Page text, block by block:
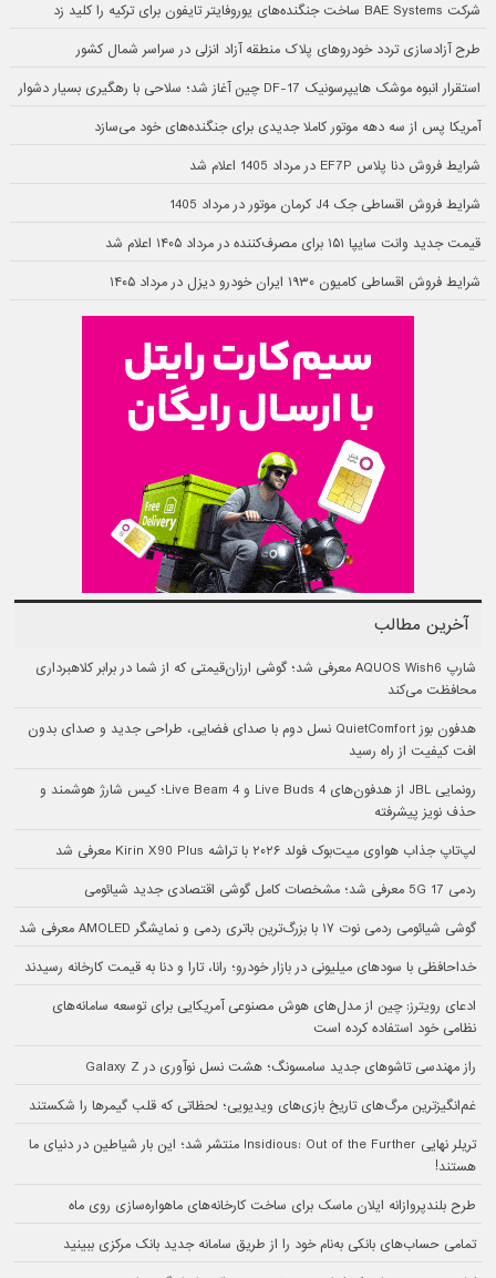
شرکت BAE Systems ساخت جنگنده‌های یوروفایتر تایفون برای ترکیه را کلید زد
طرح آزادسازی تردد خودروهای پلاک منطقه آزاد انزلی در سراسر شمال کشور
استقرار انبوه موشک هایپرسونیک DF-17 چین آغاز شد؛ سلاحی با رهگیری بسیار دشوار
آمریکا پس از سه دهه موتور کاملا جدیدی برای جنگنده‌های خود می‌سازد
شرایط فروش دنا پلاس EF7P در مرداد 1405 اعلام شد
شرایط فروش اقساطی جک J4 کرمان موتور در مرداد 1405
قیمت جدید وانت سایپا ۱۵۱ برای مصرف‌کننده در مرداد ۱۴۰۵ اعلام شد
شرایط فروش اقساطی کامیون ۱۹۳۰ ایران خودرو دیزل در مرداد ۱۴۰۵
آخرین مطالب
شارپ AQUOS Wish6 معرفی شد؛ گوشی ارزان‌قیمتی که از شما در برابر کلاهبرداری
محافظت می‌کند
هدفون بوز QuietComfort نسل دوم با صدای فضایی، طراحی جدید و صدای بدون
افت کیفیت از راه رسید
رونمایی JBL از هدفون‌های Live Buds 4 و Live Beam 4؛ کیس شارژ هوشمند و
حذف نویز پیشرفته
لپ‌تاپ جذاب هواوی میت‌بوک فولد ۲۰۲۶ با تراشه Kirin X90 Plus معرفی شد
ردمی 17 5G معرفی شد؛ مشخصات کامل گوشی اقتصادی جدید شیائومی
گوشی شیائومی ردمی نوت ۱۷ با بزرگ‌ترین باتری ردمی و نمایشگر AMOLED معرفی شد
خداحافظی با سودهای میلیونی در بازار خودرو؛ رانا، تارا و دنا به قیمت کارخانه رسیدند
ادعای رویترز: چین از مدل‌های هوش مصنوعی آمریکایی برای توسعه سامانه‌های
نظامی خود استفاده کرده است
راز مهندسی تاشوهای جدید سامسونگ؛ هشت نسل نوآوری در Galaxy Z
غم‌انگیزترین مرگ‌های تاریخ بازی‌های ویدیویی؛ لحظاتی که قلب گیمرها را شکستند
تریلر نهایی Insidious: Out of the Further منتشر شد؛ این بار شیاطین در دنیای ما
هستند!
طرح بلندپروازانه ایلان ماسک برای ساخت کارخانه‌های ماهواره‌سازی روی ماه
تمامی حساب‌های بانکی به‌نام خود را از طریق سامانه جدید بانک مرکزی ببینید